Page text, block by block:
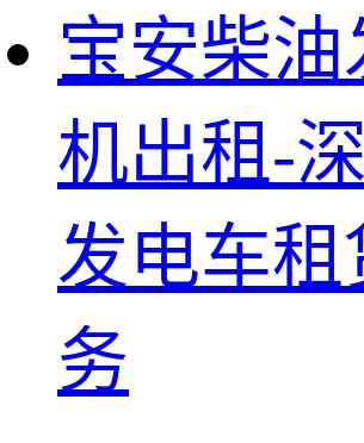
宝安柴油
机出租-
发电车租
务